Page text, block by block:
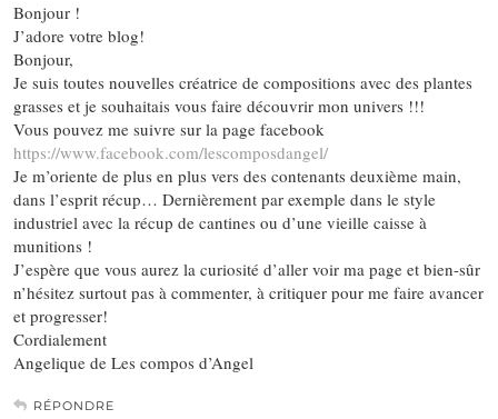
Bonjour !
J’adore votre blog!
Bonjour,
Je suis toutes nouvelles créatrice de compositions avec des plantes
grasses et je souhaitais vous faire découvrir mon univers !!!
Vous pouvez me suivre sur la page facebook
https://www.facebook.com/lescomposdangel/
Je m’oriente de plus en plus vers des contenants deuxième main,
dans l’esprit récup… Dernièrement par exemple dans le style
industriel avec la récup de cantines ou d’une vieille caisse à
munitions !
J’espère que vous aurez la curiosité d’aller voir ma page et bien-sûr
n’hésitez surtout pas à commenter, à critiquer pour me faire avancer
et progresser!
Cordialement
Angelique de Les compos d’Angel
RÉPONDRE